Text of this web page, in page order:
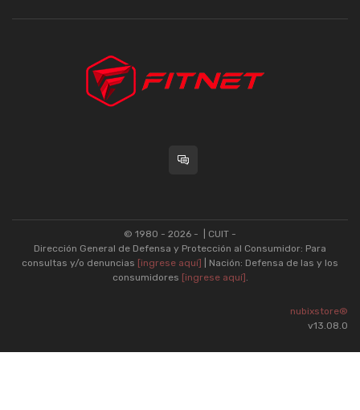
© 1980 - 2026 -
| CUIT -
Dirección General de Defensa y Protección al Consumidor: Para
consultas y/o denuncias [ingrese aquí]
| Nación: Defensa de las y los
consumidores [ingrese aquí] .
nubixstore®
v13.08.0